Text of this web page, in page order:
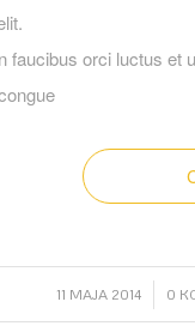
faucibus orci luctus et
11 MAJA 2014
/ 0